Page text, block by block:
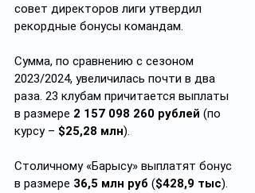
совет директоров лиги утвердил
рекордные бонусы командам.
Сумма, по сравнению с сезоном
2023/2024, увеличилась почти в два
раза. 23 клубам причитается выплаты
в размере 2 157 098 260 рублей (по
курсу – $25,28 млн).
Столичному «Барысу» выплатят бонус
в размере 36,5 млн руб ($428,9 тыс).